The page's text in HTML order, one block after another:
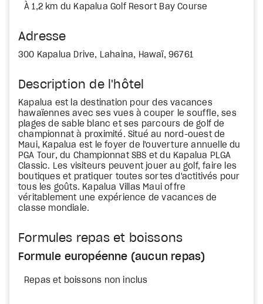
À 1,2 km du Kapalua Golf Resort Bay Course
Adresse
300 Kapalua Drive, Lahaina, Hawaï, 96761
Description de l'hôtel
Kapalua est la destination pour des vacances
hawaïennes avec ses vues à couper le souffle, ses
plages de sable blanc et ses parcours de golf de
championnat à proximité. Situé au nord-ouest de
Maui, Kapalua est le foyer de l'ouverture annuelle du
PGA Tour, du Championnat SBS et du Kapalua PLGA
Classic. Les visiteurs peuvent jouer au golf, faire les
boutiques et pratiquer toutes sortes d'actitivés pour
tous les goûts. Kapalua Villas Maui offre
véritablement une expérience de vacances de
classe mondiale.
Formules repas et boissons
Formule européenne (aucun repas)
Repas et boissons non inclus